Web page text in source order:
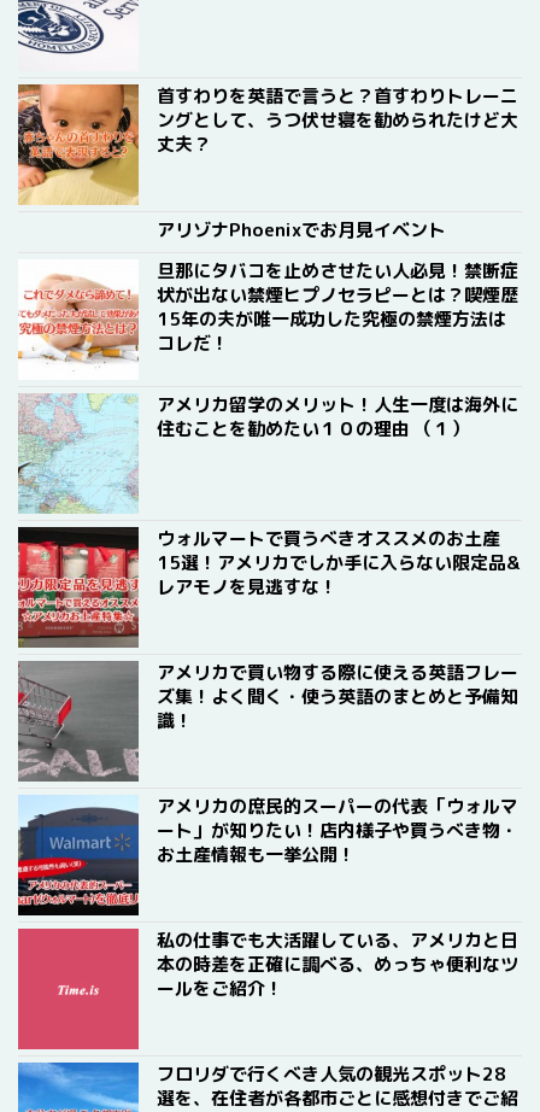
首すわりを英語で言うと？首すわりトレーニ
ングとして、うつ伏せ寝を勧められたけど大
丈夫？
アリゾナPhoenixでお月見イベント
旦那にタバコを止めさせたい人必見！禁断症
状が出ない禁煙ヒプノセラピーとは？喫煙歴
15年の夫が唯一成功した究極の禁煙方法は
コレだ！
アメリカ留学のメリット！人生一度は海外に
住むことを勧めたい１０の理由 （１）
ウォルマートで買うべきオススメのお土産
15選！アメリカでしか手に入らない限定品&
レアモノを見逃すな！
アメリカで買い物する際に使える英語フレー
ズ集！よく聞く・使う英語のまとめと予備知
識！
アメリカの庶民的スーパーの代表「ウォルマ
ート」が知りたい！店内様子や買うべき物・
お土産情報も一挙公開！
私の仕事でも大活躍している、アメリカと日
本の時差を正確に調べる、めっちゃ便利なツ
ールをご紹介！
フロリダで行くべき人気の観光スポット28
選を、在住者が各都市ごとに感想付きでご紹